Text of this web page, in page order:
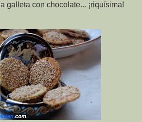
galleta con chocolate... ¡riquísima!